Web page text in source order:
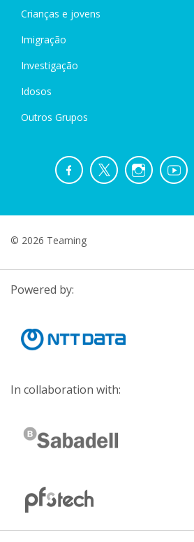
Crianças e jovens
Imigração
Investigação
Idosos
Outros Grupos
© 2026 Teaming
Powered by:
In collaboration with: